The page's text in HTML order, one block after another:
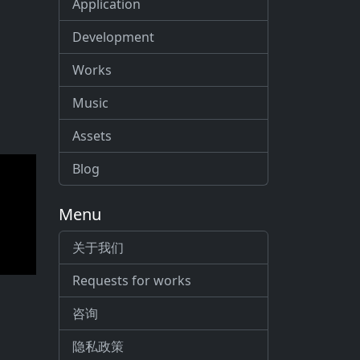
Application
Development
Works
Music
Assets
Blog
Menu
关于我们
Requests for works
咨询
隐私政策